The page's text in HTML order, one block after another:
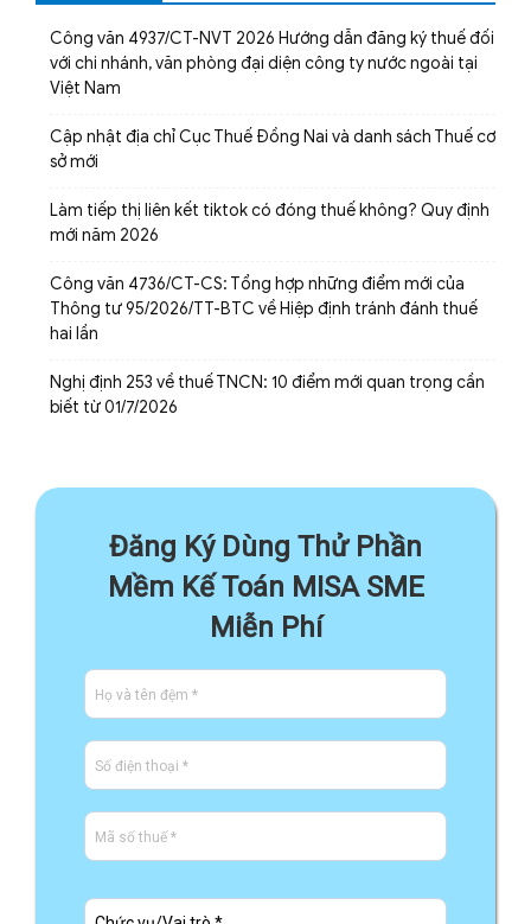
Công văn 4937/CT-NVT 2026 Hướng dẫn đăng ký thuế đối
với chi nhánh, văn phòng đại diện công ty nước ngoài tại
Việt Nam
Cập nhật địa chỉ Cục Thuế Đồng Nai và danh sách Thuế cơ
sở mới
Làm tiếp thị liên kết tiktok có đóng thuế không? Quy định
mới năm 2026
Công văn 4736/CT-CS: Tổng hợp những điểm mới của
Thông tư 95/2026/TT-BTC về Hiệp định tránh đánh thuế
hai lần
Nghị định 253 về thuế TNCN: 10 điểm mới quan trọng cần
biết từ 01/7/2026
Đăng Ký Dùng Thử Phần
Mềm Kế Toán MISA SME
Miễn Phí